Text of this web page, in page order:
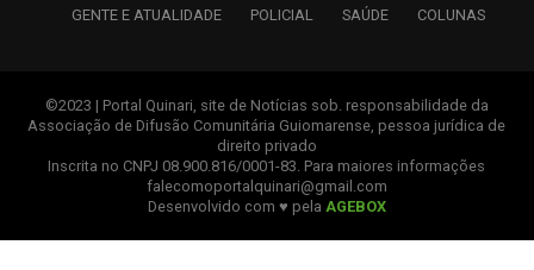
GENTE E ATUALIDADE
POLICIAL SAÚDE COLUNAS
©2023 | Portal Quinari, site de Notícias sob. responsabilidade da
Associação de Difusão Comunitária Guiomarense, pessoa jurídica de
direito privado
Inscrita no CNPJ 08.900.816/0001-83. Para maiores informações
falecomoportalquinari@gmail.com
Desenvolvido com ♥ pela AGEBOX